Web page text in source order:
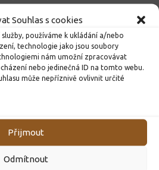
Souhlas s cookies
používáme k ukládání a/nebo
technologie jako jsou soubory
nám umožní zpracovávat
nebo jedinečná ID na tomto webu.
může nepříznivě ovlivnit určité
Přijmout
Odmítnout
příspěvek
s pamětníkem
ZAJÍMAT...